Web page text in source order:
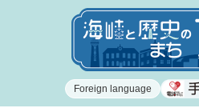
Foreign language